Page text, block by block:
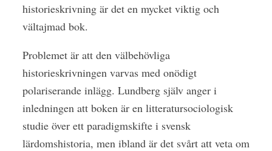
historieskrivning är det en mycket viktig och
vältajmad bok.
Problemet är att den välbehövliga
historieskrivningen varvas med onödigt
polariserande inlägg. Lundberg själv anger i
inledningen att boken är en litteratursociologisk
studie över ett paradigmskifte i svensk
lärdomshistoria, men ibland är det svårt att veta om